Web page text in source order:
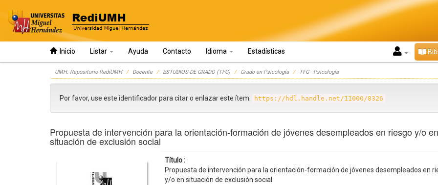
Inicio Listar Ayuda Contacto Idioma Estadísticas
UMH: Repositorio RediUMH Docente ESTUDIOS DE GRADO (TFG) Grado en Psicología TFG - Psicología
Por favor, use este identificador para citar o enlazar este ítem: https://hdl.handle.net/11000/8326
Propuesta de intervención para la orientación-formación de jóvenes desempleados en riesgo y/o en
situación de exclusión social
Título :
Propuesta de intervención para la orientación-formación de jóvenes desempleados en
y/o en situación de exclusión social